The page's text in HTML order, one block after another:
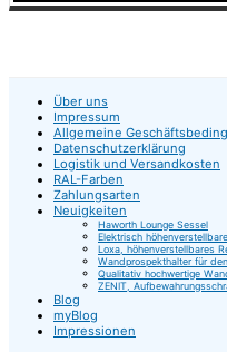
gewählt
Dieses
auf.
Optionen
können
Produktseite
Über uns
Impressum
Allgemeine
Datenschutzerklärung
Logistik und Versandkosten
RAL-Farben
Zahlungsarten
Neuigkeiten
Haworth Lounge Sessel
Elektrisch
Loxa, höhenverstellbares
Wandprospekthalter für
Qualitativ hochwertige
ZENIT,
Blog
myBlog
Impressionen